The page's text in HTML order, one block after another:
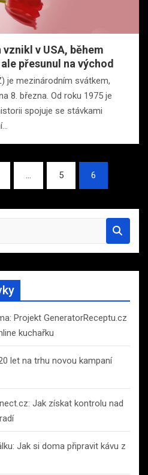
v USA, během
přesunul na východ
je mezinárodním svátkem,
8. března. Od roku 1975 je
spojuje se stávkami
… 5 6
Projekt GeneratorReceptu.cz
kuchařku
let na trhu novou kampaní
Jak získat kontrolu nad
Jak si doma připravit kávu z